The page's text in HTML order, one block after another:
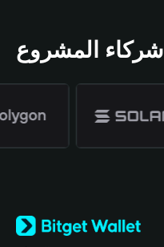
شركاء المشروع